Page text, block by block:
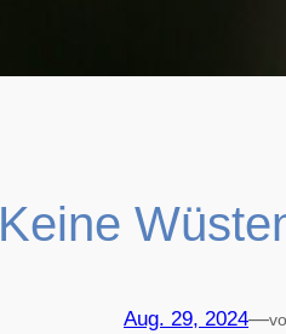
Keine
Aug. 29, 2024—